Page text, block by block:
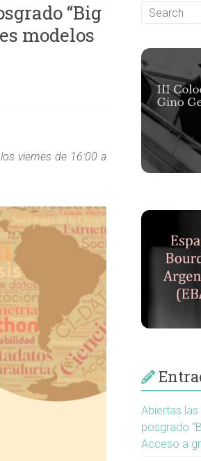
“Big
modelos
viernes de 16:00 a
Abiertas
posgrado
Acceso a